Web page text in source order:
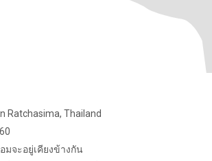
Ratchasima, Thailand
มจะอยู่เคียงข้างกัน